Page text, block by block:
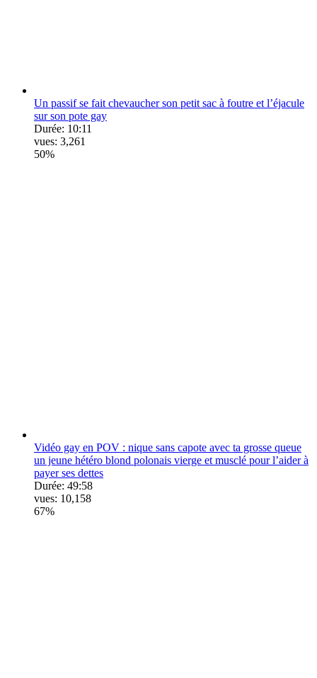
Un passif se fait chevaucher son petit sac à foutre et l’éjacule
sur son pote gay
Durée: 10:11
vues: 3,261
50%
Vidéo gay en POV : nique sans capote avec ta grosse queue
un jeune hétéro blond polonais vierge et musclé pour l’aider à
payer ses dettes
Durée: 49:58
vues: 10,158
67%